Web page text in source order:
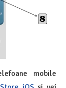
mobile